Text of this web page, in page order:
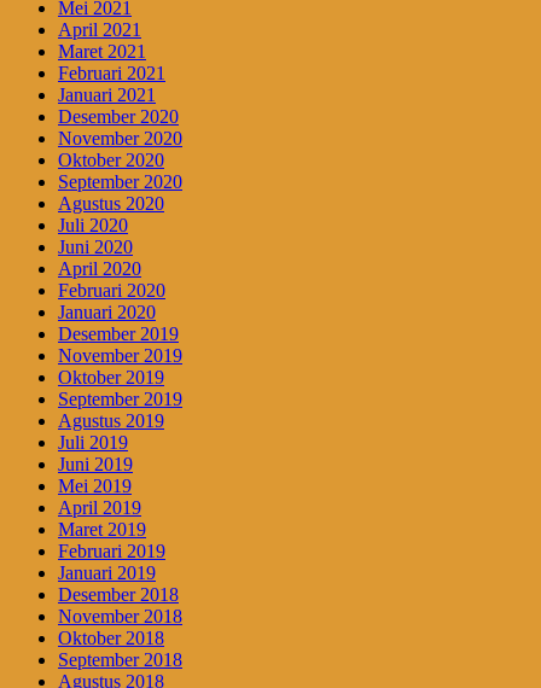
Mei 2021
April 2021
Maret 2021
Februari 2021
Januari 2021
Desember 2020
November 2020
Oktober 2020
September 2020
Agustus 2020
Juli 2020
Juni 2020
April 2020
Februari 2020
Januari 2020
Desember 2019
November 2019
Oktober 2019
September 2019
Agustus 2019
Juli 2019
Juni 2019
Mei 2019
April 2019
Maret 2019
Februari 2019
Januari 2019
Desember 2018
November 2018
Oktober 2018
September 2018
Agustus 2018